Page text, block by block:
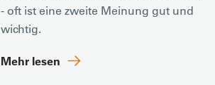
- oft ist eine zweite Meinung gut und
wichtig.
Mehr lesen